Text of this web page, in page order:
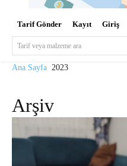
Tarif Gönder Kayıt Giriş
Tarif veya malzeme ara
Ana Sayfa 2023
Arşiv